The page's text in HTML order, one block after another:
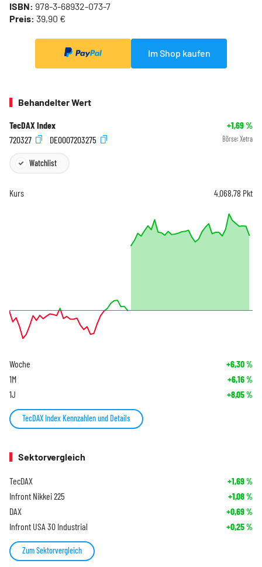
ISBN: 978-3-68932-073-7
Preis: 39,90 €
Im Shop kaufen
Behandelter Wert
TecDAX Index +1,69%
720327
DE0007203275 Börse: Xetra
Watchlist
Kurs 4.068,78 Pkt
Woche +6,30%
1M +6,16%
1J +8,05%
TecDAX Index Kennzahlen und Details
Sektorvergleich
TecDAX +1,69%
Infront Nikkei 225 +1,08%
DAX +0,69%
Infront USA 30 Industrial +0,25%
Zum Sektorvergleich